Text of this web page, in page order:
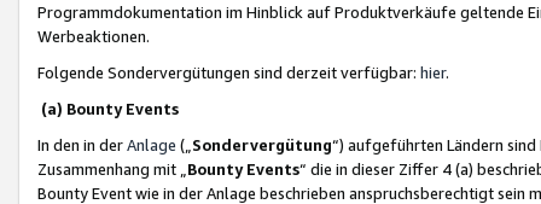
Programmdokumentation im Hinblick auf Produktverkäufe geltende
Werbeaktionen.
Folgende Sondervergütungen sind derzeit verfügbar: hier.
(a) Bounty Events
In den in derAnlage („ Sondervergütung“) aufgeführten Ländern
Zusammenhang mit „ Bounty Events“ die in dieser Ziffer 4 (a)
Bounty Event wie in der Anlage beschrieben anspruchsberechtigt sein